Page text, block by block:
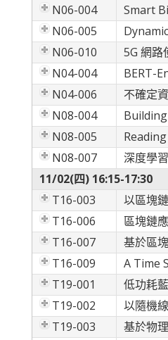
N06-004
Smart
N06-005
N06-010
5G 網路
N04-004
BERT-
N04-006
不確定
N08-004
N08-005
N08-007
深度學
11/02(四) 16:15-17:30
T16-003
以區塊
T16-006
區塊鏈
T16-007
基於區
T16-009
A Time
T19-001
低功耗
T19-002
以隨機
T19-003
基於物